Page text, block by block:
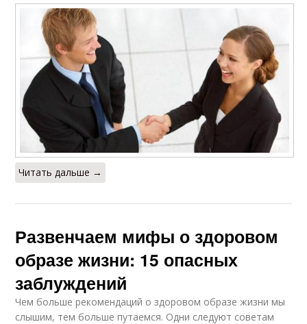
Читать дальше →
Развенчаем мифы о здоровом
образе жизни: 15 опасных
заблуждений
Чем больше рекомендаций о здоровом образе жизни мы
слышим, тем больше путаемся. Одни следуют советам